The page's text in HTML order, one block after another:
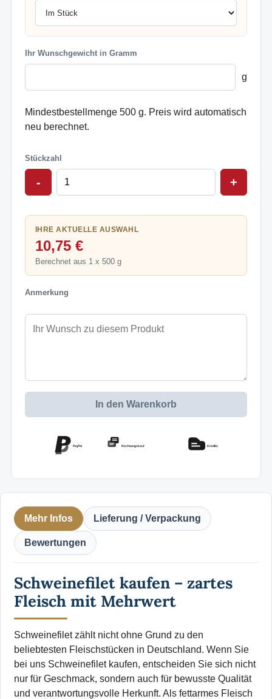
Ihr Wunschgewicht in Gramm
g
Mindestbestellmenge 500 g. Preis wird automatisch
neu berechnet.
Stückzahl
- +
IHRE AKTUELLE AUSWAHL
10,75 €
Berechnet aus 1 x 500 g
Anmerkung
In den Warenkorb
PayPal Rechnungskauf Kreditkarte
Mehr Infos Lieferung / Verpackung
Bewertungen
Schweinefilet kaufen – zartes
Fleisch mit Mehrwert
Schweinefilet zählt nicht ohne Grund zu den
beliebtesten Fleischstücken in Deutschland. Wenn Sie
bei uns Schweinefilet kaufen, entscheiden Sie sich nicht
nur für Geschmack, sondern auch für bewusste Qualität
und verantwortungsvolle Herkunft. Als fettarmes Fleisch